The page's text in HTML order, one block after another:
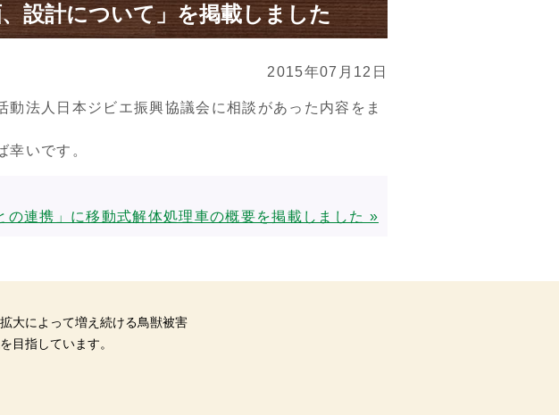
設計について」を掲載しました
2015年07月12日
法人日本ジビエ振興協議会に相談があった内容をま
いです。
の連携」に移動式解体処理車の概要を掲載しました »
大によって増え続ける鳥獣被害
目指しています。